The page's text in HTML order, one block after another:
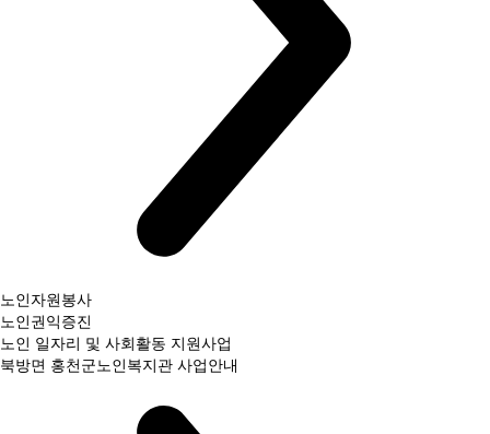
노인자원봉사
노인권익증진
노인 일자리 및 사회활동 지원사업
북방면 홍천군노인복지관 사업안내